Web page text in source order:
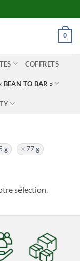
0
COFFRETS
BEAN TO BAR »
g 77 g
sélection.